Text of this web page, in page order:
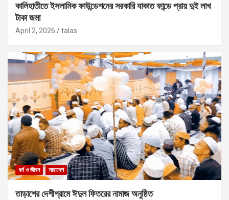
কালিহাতীতে ইসলামিক ফাউন্ডেশনের সরকারি যাকাত ফান্ডে প্রায় দুই লাখ
টাকা জমা
April 2, 2026 talas
ধর্ম ও জীবন সারাদেশ
তাড়াশের দেশীগ্রামে ঈদুল ফিতরের নামাজ অনুষ্ঠিত